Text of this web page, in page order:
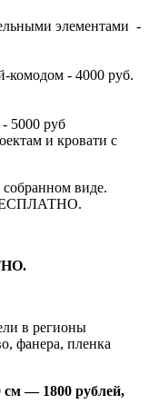
элементами -
комодом - 4000 руб.
5000 руб
и кровати с
виде.
в регионы
фанера, пленка
см — 1800 рублей,